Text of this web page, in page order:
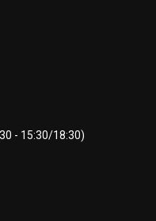
- 15:30/18:30)